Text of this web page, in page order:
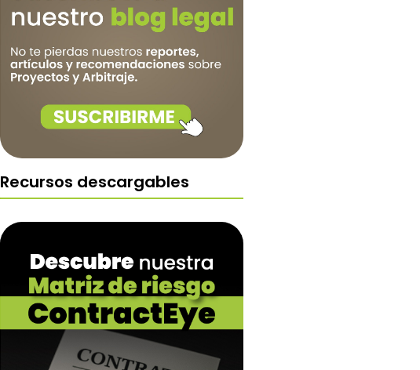
Recursos descargables